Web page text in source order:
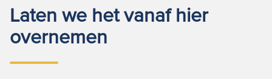
Laten we het vanaf hier
overnemen